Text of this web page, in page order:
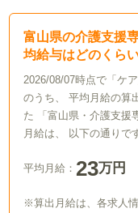
富山県の介護支援
均給与はどのくら
2026/08/07時点で「ケ
のうち、 平均月給の算
た 「富山県・介護支援
月給は、 以下の通りで
平均月給： 23万円
※算出月給は、各求人